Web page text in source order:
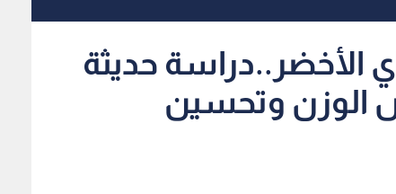
الأخضر..دراسة حديثة
الوزن وتحسين